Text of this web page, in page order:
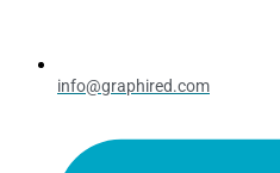
info@graphired.com